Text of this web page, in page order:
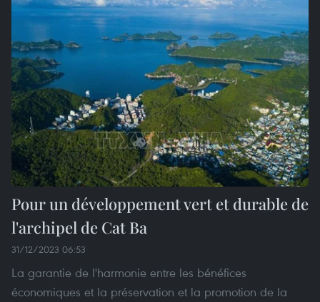
Pour un développement vert et durable de
l'archipel de Cat Ba
31/12/2023 06:53
La garantie de l'harmonie entre les bénéfices
économiques et la préservation et la promotion de la